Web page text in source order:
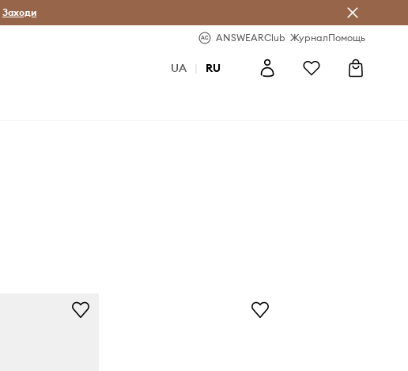
с Answear Club
Заходи
ANSWEARClub ЖурналПомощь
UA | RU